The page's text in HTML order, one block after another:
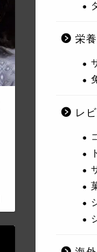
栄養
レ